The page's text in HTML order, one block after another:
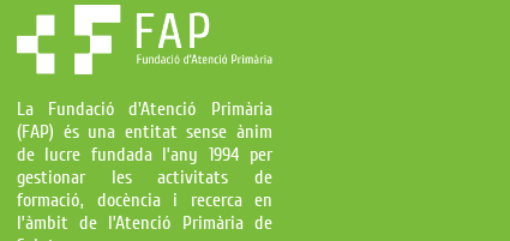
La Fundació d'Atenció Primària
(FAP) és una entitat sense ànim
de lucre fundada l’any 1994 per
gestionar les activitats de
formació, docència i recerca en
l’àmbit de l’Atenció Primària de